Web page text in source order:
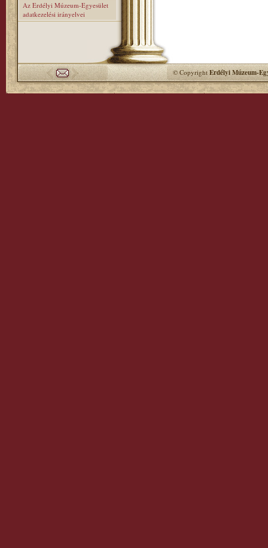
Az Erdélyi Múzeum-Egyesület
adatkezelési irányelvei
© CopyrightErdélyi Múzeum-